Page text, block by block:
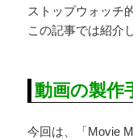
ストップウォッチ
この記事では紹介
動画の製作
今回は、「Movie